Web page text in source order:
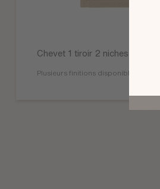
Chevet 1 tiroir 2 niches Mervent
Plusieurs finitions disponibles